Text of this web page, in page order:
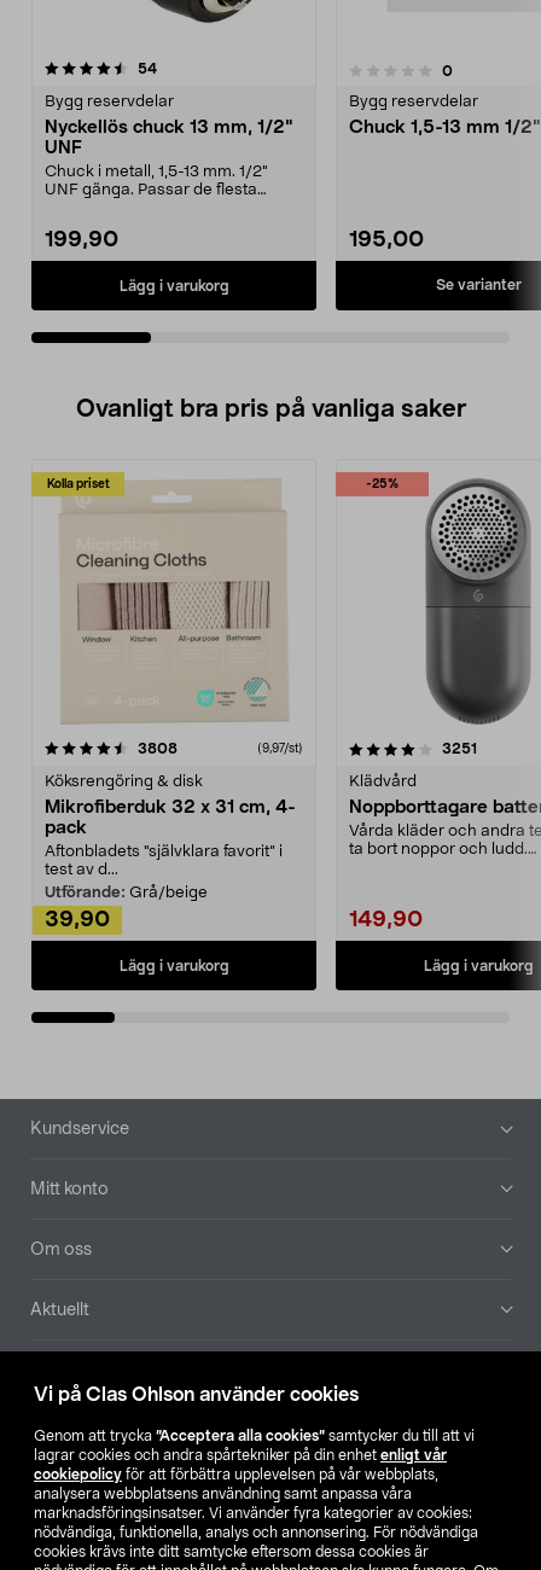
Vi på Clas Ohlson använder cookies
Genom att trycka ”Acceptera alla cookies” samtycker du till att vi
lagrar cookies och andra spårtekniker på din enhet enligt vår
cookiepolicy för att förbättra upplevelsen på vår webbplats,
analysera webbplatsens användning samt anpassa våra
marknadsföringsinsatser. Vi använder fyra kategorier av cookies:
nödvändiga, funktionella, analys och annonsering. För nödvändiga
cookies krävs inte ditt samtycke eftersom dessa cookies är
54recensioner
Bygg reservdelar
Nyckellös chuck 13 mm, 1/2"
UNF
Chuck i metall, 1,5-13 mm. 1/2"
UNF gänga. Passar de flesta
199,90
Lägg i varukorg
0.0 av 5 stjärnor 0recensioner
Bygg reservdelar
Chuck 1,5-13 mm 1/
195,00
Se varianter
4.0av 5 stjärnor
Ovanligt bra pris på vanliga saker
Kolla priset
3808recensioner (9,97/st)
Köksrengöring & disk
Mikrofiberduk 32 x 31 cm, 4-
pack
Aftonbladets "självklara favorit” i
test av d...
Utförande: Grå/beige
39,90
Lägg i varukorg
-25%
4.0av 5 stjärnor 3251
Klädvård
Noppborttagare
Vårda kläder och andra
ta bort noppor och ludd.
149,90
Lägg i varukorg
4.5av 5 stjärnor
Sidfot
Kundservice
Mitt konto
Om oss
Aktuellt
Hitta butik
SE NO FI